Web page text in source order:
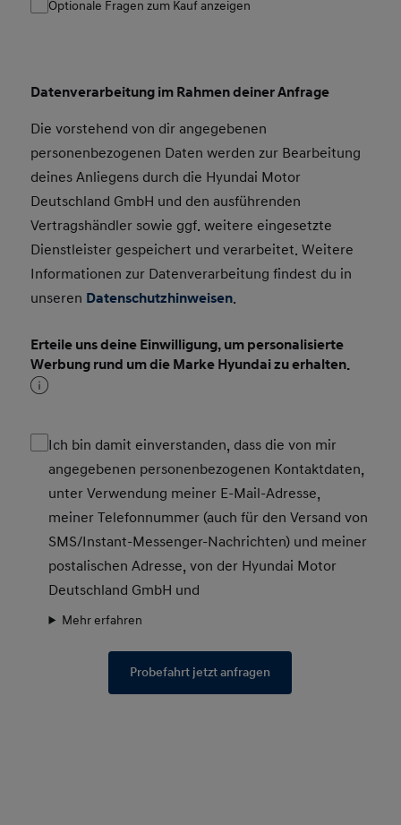
Optionale Fragen zum Kauf anzeigen
Datenverarbeitung im Rahmen deiner Anfrage
Die vorstehend von dir angegebenen
personenbezogenen Daten werden zur Bearbeitung
deines Anliegens durch die Hyundai Motor
Deutschland GmbH und den ausführenden
Vertragshändler sowie ggf. weitere eingesetzte
Dienstleister gespeichert und verarbeitet. Weitere
Informationen zur Datenverarbeitung findest du in
unseren Datenschutzhinweisen.
Erteile uns deine Einwilligung, um personalisierte
Werbung rund um die Marke Hyundai zu erhalten.
Ich bin damit einverstanden, dass die von mir
angegebenen personenbezogenen Kontaktdaten,
unter Verwendung meiner E-Mail-Adresse,
meiner Telefonnummer (auch für den Versand von
SMS/Instant-Messenger-Nachrichten) und meiner
postalischen Adresse, von der Hyundai Motor
Deutschland GmbH und
Mehr erfahren
Probefahrt jetzt anfragen